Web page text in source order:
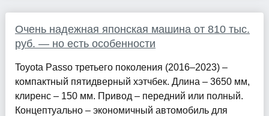
Очень надежная японская машина от 810 тыс.
руб. — но есть особенности
Toyota Passo третьего поколения (2016–2023) –
компактный пятидверный хэтчбек. Длина – 3650 мм,
клиренс – 150 мм. Привод – передний или полный.
Концептуально – экономичный автомобиль для